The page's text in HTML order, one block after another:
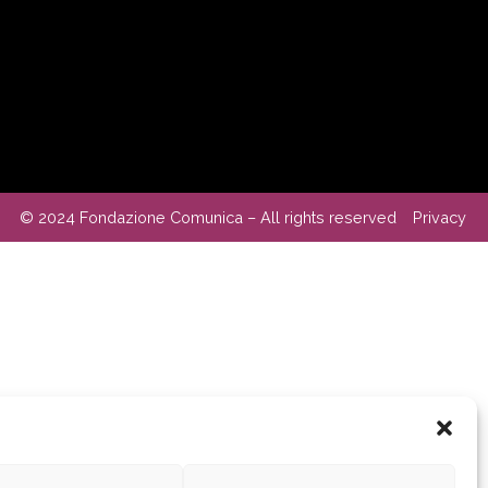
© 2024 Fondazione Comunica – All rights reserved Privacy